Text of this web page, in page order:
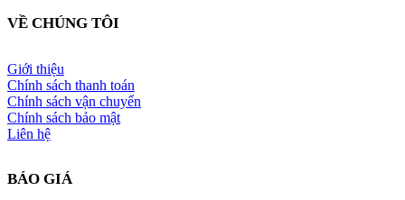
VỀ CHÚNG TÔI
Giới thiệu
Chính sách thanh toán
Chính sách vận chuyển
Chính sách bảo mật
Liên hệ
BÁO GIÁ